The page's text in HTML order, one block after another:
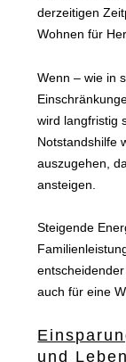
derzeitigen
Wohnen für
Wenn – wie in
wird langfristig
Notstandshilfe
auszugehen,
ansteigen.
Steigende
auch für eine
und